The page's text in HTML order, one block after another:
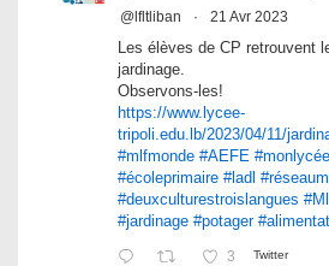
@lfltliban · 21 Avr 2023
Les élèves de CP retrouvent
jardinage.
Observons-les!
https://www.lycee-
tripoli.edu.lb/2023/04/11/
#mlfmonde #AEFE
#écoleprimaire #ladl
#deuxculturestroislangues
#jardinage #potager
3 Twitter